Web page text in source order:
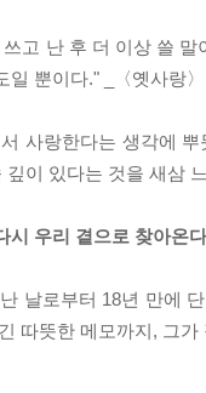
고 난 후 더 이상 쓸
일 뿐이다." _〈옛사랑
사랑한다는 생각에
깊이 있다는 것을 새삼
시 우리 곁으로 찾아온
날로부터 18년 만에
따뜻한 메모까지, 그